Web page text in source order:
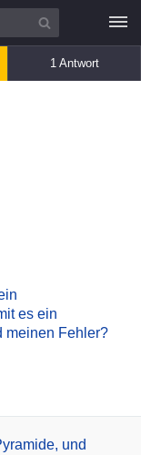
1 Antwort
es ein
meinen Fehler?
und